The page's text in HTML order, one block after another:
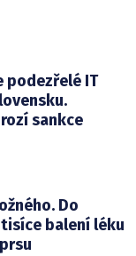
podezřelé IT
sankce
Do
balení léku